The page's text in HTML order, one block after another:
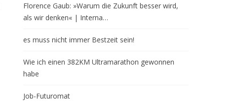
Florence Gaub: »Warum die Zukunft besser wird,
als wir denken« | Interna…
es muss nicht immer Bestzeit sein!
Wie ich einen 382KM Ultramarathon gewonnen
habe
Job-Futuromat